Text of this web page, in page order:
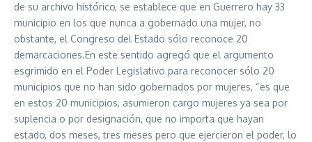
de su archivo histórico, se establece que en Guerrero hay 33
municipio en los que nunca a gobernado una mujer, no
obstante, el Congreso del Estado sólo reconoce 20
demarcaciones.En este sentido agregó que el argumento
esgrimido en el Poder Legislativo para reconocer sólo 20
municipios que no han sido gobernados por mujeres, “es que
en estos 20 municipios, asumieron cargo mujeres ya sea por
suplencia o por designación, que no importa que hayan
estado, dos meses, tres meses pero que ejercieron el poder, lo